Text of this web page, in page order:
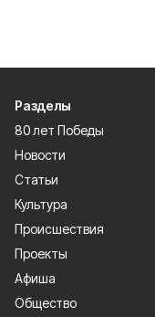
Разделы
80 лет Победы
Новости
Статьи
Культура
Происшествия
Проекты
Афиша
Общество